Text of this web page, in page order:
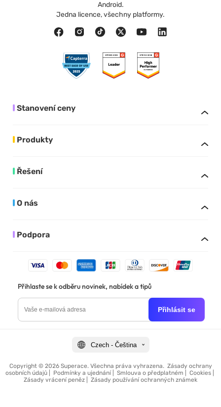
Android.
Jedna licence, všechny platformy.
Stanovení ceny
Produkty
Řešení
O nás
Podpora
Přihlaste se k odběru novinek, nabídek a tipů
Přihlásit se
Czech - Čeština
Copyright © 2026 Superace. Všechna práva vyhrazena. Zásady ochrany
osobních údajů
Podmínky a ujednání Smlouva o předplatném Cookies
Zásady vrácení peněz
Zásady používání ochranných známek